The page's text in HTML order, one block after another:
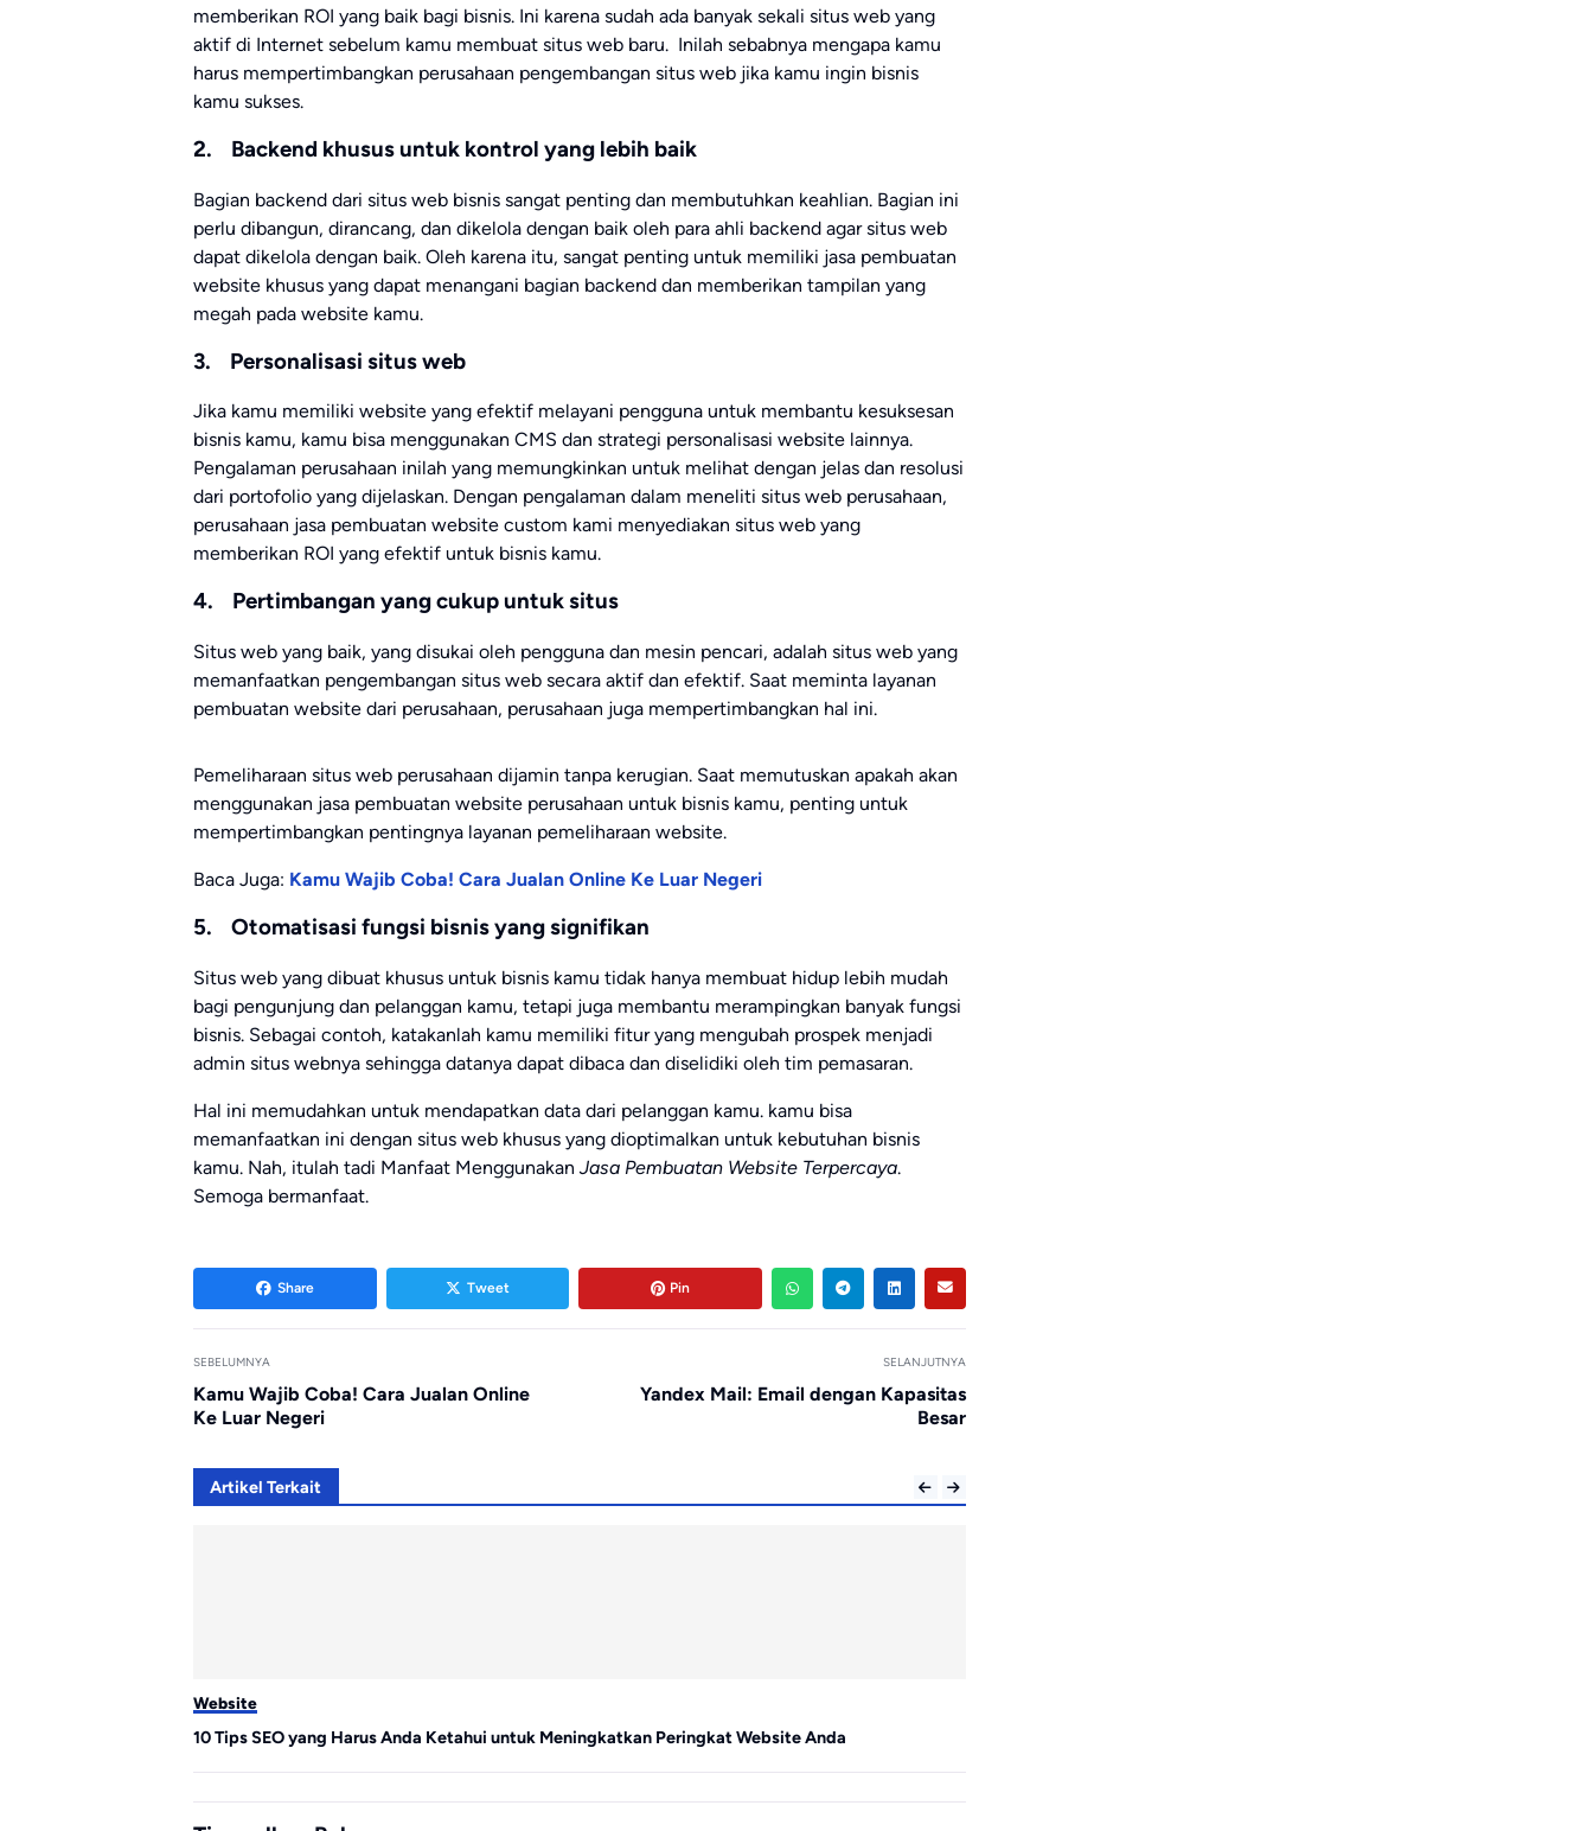
memberikan ROI yang baik bagi bisnis. Ini karena sudah ada banyak sekali situs web yang
aktif di Internet sebelum kamu membuat situs web baru. Inilah sebabnya mengapa kamu
harus mempertimbangkan perusahaan pengembangan situs web jika kamu ingin bisnis
kamu sukses.
2. Backend khusus untuk kontrol yang lebih baik
Bagian backend dari situs web bisnis sangat penting dan membutuhkan keahlian. Bagian ini
perlu dibangun, dirancang, dan dikelola dengan baik oleh para ahli backend agar situs web
dapat dikelola dengan baik. Oleh karena itu, sangat penting untuk memiliki jasa pembuatan
website khusus yang dapat menangani bagian backend dan memberikan tampilan yang
megah pada website kamu.
3. Personalisasi situs web
Jika kamu memiliki website yang efektif melayani pengguna untuk membantu kesuksesan
bisnis kamu, kamu bisa menggunakan CMS dan strategi personalisasi website lainnya.
Pengalaman perusahaan inilah yang memungkinkan untuk melihat dengan jelas dan resolusi
dari portofolio yang dijelaskan. Dengan pengalaman dalam meneliti situs web perusahaan,
perusahaan jasa pembuatan website custom kami menyediakan situs web yang
memberikan ROI yang efektif untuk bisnis kamu.
4. Pertimbangan yang cukup untuk situs
Situs web yang baik, yang disukai oleh pengguna dan mesin pencari, adalah situs web yang
memanfaatkan pengembangan situs web secara aktif dan efektif. Saat meminta layanan
pembuatan website dari perusahaan, perusahaan juga mempertimbangkan hal ini.
Pemeliharaan situs web perusahaan dijamin tanpa kerugian. Saat memutuskan apakah akan
menggunakan jasa pembuatan website perusahaan untuk bisnis kamu, penting untuk
mempertimbangkan pentingnya layanan pemeliharaan website.
Baca Juga: Kamu Wajib Coba! Cara Jualan Online Ke Luar Negeri
5. Otomatisasi fungsi bisnis yang signifikan
Situs web yang dibuat khusus untuk bisnis kamu tidak hanya membuat hidup lebih mudah
bagi pengunjung dan pelanggan kamu, tetapi juga membantu merampingkan banyak fungsi
bisnis. Sebagai contoh, katakanlah kamu memiliki fitur yang mengubah prospek menjadi
admin situs webnya sehingga datanya dapat dibaca dan diselidiki oleh tim pemasaran.
Hal ini memudahkan untuk mendapatkan data dari pelanggan kamu. kamu bisa
memanfaatkan ini dengan situs web khusus yang dioptimalkan untuk kebutuhan bisnis
kamu. Nah, itulah tadi Manfaat MenggunakanJasa Pembuatan Website Terpercaya.
Semoga bermanfaat.
Share Tweet Pin
SEBELUMNYA
Kamu Wajib Coba! Cara Jualan Online
Ke Luar Negeri
SELANJUTNYA
Yandex Mail: Email dengan Kapasitas
Besar
Artikel Terkait
Website
10 Tips SEO yang Harus Anda Ketahui untuk Meningkatkan Peringkat Website Anda